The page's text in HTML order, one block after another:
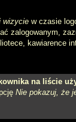
wizycie w czasie
zalogowanym,
na liście
Nie pokazuj, że